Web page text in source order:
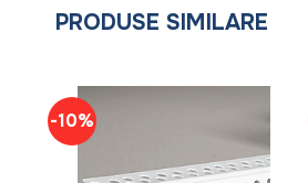
PRODUSE SIMILARE
-10%